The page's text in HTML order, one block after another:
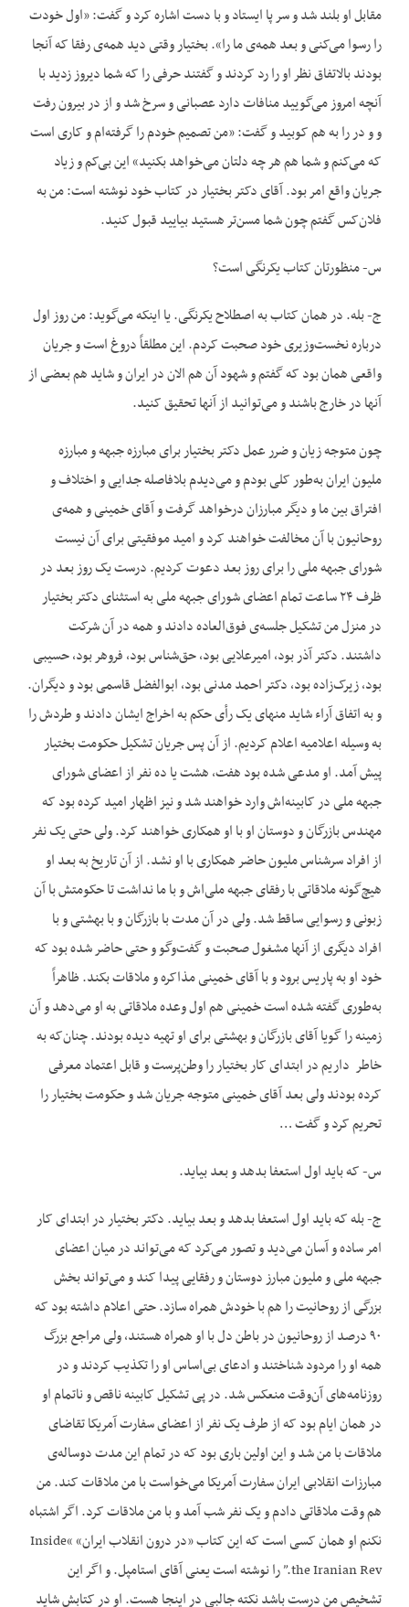
مقابل او بلند شد و سر پا ایستاد و با دست اشاره کرد و گفت: «اول خودت
را رسوا می‌‌کنی و بعد همه‌‌ی ما را». بختیار وقتی دید همه‌‌ی رفقا که آنجا
بودند بالاتفاق نظر او را رد کردند و گفتند حرفی را که شما دیروز زدید با
آنچه امروز می‌‌گویید منافات دارد عصبانی و سرخ شد و از در بیرون رفت
و و در را به هم کوبید و گفت: «من تصمیم خودم را گرفته‌‌ام و کاری است
که می‌‌کنم و شما هم هر چه دلتان می‌‌خواهد بکنید» این بی‌‌کم و زیاد
جریان واقع امر بود. آقای دکتر بختیار در کتاب خود نوشته است: من به
فلان‌‌کس گفتم چون شما مسن‌‌تر هستید بیایید قبول کنید.
س- منظورتان کتاب یکرنگی است؟
ج- بله. در همان کتاب به اصطلاح یکرنگی. یا اینکه می‌‌گوید: من روز اول
درباره نخست‌وزیری خود صحبت کردم. این مطلقاً دروغ است و جریان
واقعی همان بود که گفتم و شهود آن هم الان در ایران و شاید هم بعضی از
آنها در خارج باشند و می‌‌توانید از آنها تحقیق کنید.
چون متوجه زیان و ضرر عمل دکتر بختیار برای مبارزه جبهه و مبارزه
ملیون ایران به‌‌طور کلی بودم و می‌‌دیدم بلافاصله جدایی و اختلاف و
افتراق بین ما و دیگر مبارزان درخواهد گرفت و آقای خمینی و همه‌‌ی
روحانیون با آن مخالفت خواهند کرد و امید موفقیتی برای آن نیست
شورای جبهه ملی را برای روز بعد دعوت کردیم. درست یک روز بعد در
ظرف ۲۴ ساعت تمام اعضای شورای جبهه ملی به استثنای دکتر بختیار
در منزل من تشکیل جلسه‌‌ی فوق‌العاده دادند و همه در آن شرکت
داشتند. دکتر آذر بود، امیرعلایی بود، حق‌‌شناس بود، فروهر بود، حسیبی
بود، زیرک‌‌زاده بود، دکتر احمد مدنی بود، ابوالفضل قاسمی بود و دیگران.
و به اتفاق آراء شاید منهای یک رأی حکم به اخراج ایشان دادند و طردش را
به وسیله اعلامیه اعلام کردیم. از آن پس جریان تشکیل حکومت بختیار
پیش آمد. او مدعی شده بود هفت، هشت یا ده نفر از اعضای شورای
جبهه ملی در کابینه‌‌اش وارد خواهند شد و نیز اظهار امید کرده بود که
مهندس بازرگان و دوستان او با او همکاری خواهند کرد. ولی حتی یک نفر
از افراد سرشناس ملیون حاضر همکاری با او نشد. از آن تاریخ به بعد او
هیچ‌‌گونه ملاقاتی با رفقای جبهه ملی‌‌اش و با ما نداشت تا حکومتش با آن
زبونی و رسوایی ساقط شد. ولی در آن مدت با بازرگان و با بهشتی و با
افراد دیگری از آنها مشغول صحبت و گفت‌وگو و حتی حاضر شده بود که
خود او به پاریس برود و با آقای خمینی مذاکره و ملاقات بکند. ظاهراً
به‌‌طوری گفته شده است خمینی هم اول وعده ملاقاتی به او می‌‌دهد و آن
زمینه را گویا آقای بازرگان و بهشتی برای او تهیه دیده بودند. چنان‌‌که به
خاطر داریم در ابتدای کار بختیار را وطن‌‌پرست و قابل اعتماد معرفی
کرده بودند ولی بعد آقای خمینی متوجه جریان شد و حکومت بختیار را
تحریم کرد و گفت …
س- که باید اول استعفا بدهد و بعد بیاید.
ج- بله که باید اول استعفا بدهد و بعد بیاید. دکتر بختیار در ابتدای کار
امر ساده و آسان می‌‌دید و تصور می‌کرد که می‌‌تواند در میان اعضای
جبهه ملی و ملیون مبارز دوستان و رفقایی پیدا کند و می‌‌تواند بخش
بزرگی از روحانیت را هم با خودش همراه سازد. حتی اعلام داشته بود که
۹۰ درصد از روحانیون در باطن دل با او همراه هستند، ولی مراجع بزرگ
همه او را مردود شناختند و ادعای بی‌‌اساس او را تکذیب کردند و در
روزنامه‌‌های آ‌‌ن‌‌وقت منعکس شد. در پی تشکیل کابینه ناقص و ناتمام او
در همان ایام بود که از طرف یک نفر از اعضای سفارت آمریکا تقاضای
ملاقات با من شد و این اولین باری بود که در تمام این مدت دوساله‌‌ی
مبارزات انقلابی ایران سفارت آمریکا می‌‌خواست با من ملاقات کند. من
هم وقت ملاقاتی دادم و یک نفر شب آمد و با من ملاقات کرد. اگر اشتباه
نکنم او همان کسی است که این کتاب «در درون انقلاب ایران» “Inside
the Iranian Rev.” را نوشته است یعنی آقای استامپل. و اگر این
تشخیص من درست باشد نکته جالبی در اینجا هست. او در کتابش شاید